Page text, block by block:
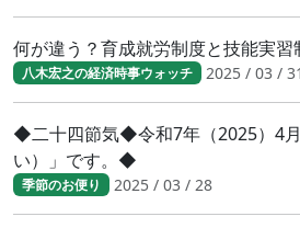
何が違う？育成就労制度と技能実習
八木宏之の経済時事ウォッチ 2025 / 03 / 31
◆二十四節気◆令和7年（2025）4
い）」です。◆
季節のお便り 2025 / 03 / 28